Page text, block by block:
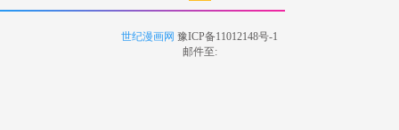
世纪漫画网 豫ICP备11012148号-1
邮件至: